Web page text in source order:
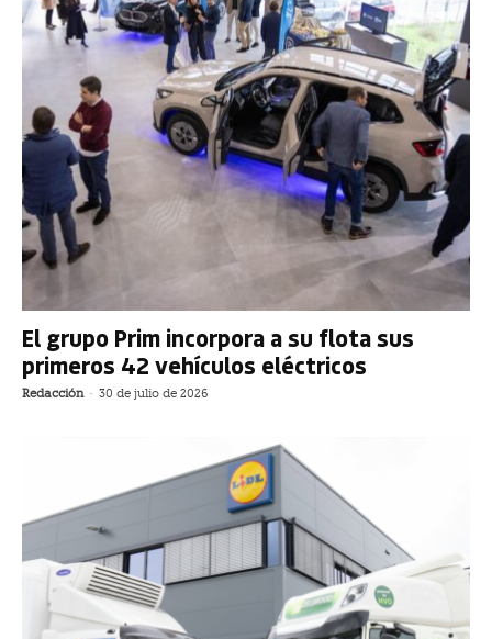
El grupo Prim incorpora a su flota sus
primeros 42 vehículos eléctricos
Redacción - 30 de julio de 2026